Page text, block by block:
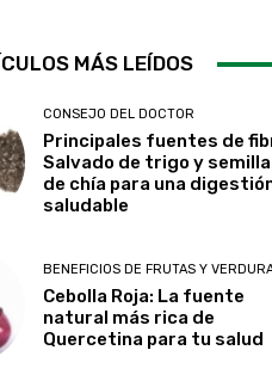
MÁS LEÍDOS
CONSEJO DEL DOCTOR
Principales fuentes de
Salvado de trigo y
de chía para una
saludable
BENEFICIOS DE FRUTAS Y
Cebolla Roja: La fuente
natural más rica de
Quercetina para tu salud